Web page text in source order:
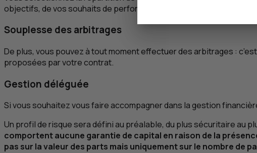
objectifs, de vos souhaits de performance potentielle et de vos
Souplesse des arbitrages
De plus, vous pouvez à tout moment effectuer des arbitrages :
proposées par votre contrat.
Gestion déléguée
Si vous souhaitez vous faire accompagner dans la gestion
Un profil de risque sera défini au préalable, du plus sécuritaire au
comportent aucune garantie de capital en raison de la
pas sur la valeur des parts mais uniquement sur le nombre de